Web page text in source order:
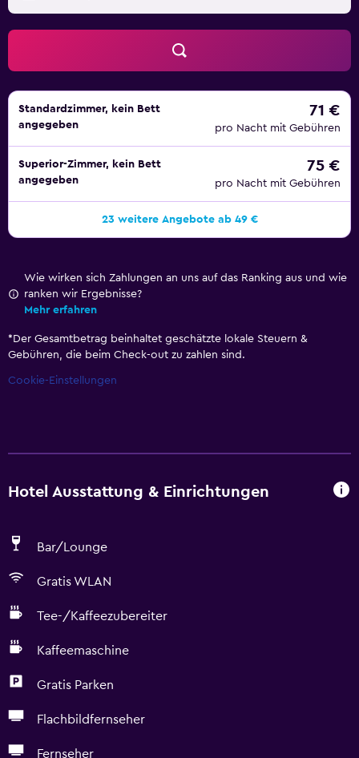
Standardzimmer, kein Bett
angegeben
71 €
pro Nacht mit Gebühren
Superior-Zimmer, kein Bett
angegeben
75 €
pro Nacht mit Gebühren
23 weitere Angebote ab 49 €
Wie wirken sich Zahlungen an uns auf das Ranking aus und wie
ranken wir Ergebnisse?
Mehr erfahren
* Der Gesamtbetrag beinhaltet geschätzte lokale Steuern &
Gebühren, die beim Check-out zu zahlen sind.
Cookie-Einstellungen
Hotel Ausstattung & Einrichtungen
Bar/Lounge
Gratis WLAN
Tee-/Kaffeezubereiter
Kaffeemaschine
Gratis Parken
Flachbildfernseher
Fernseher